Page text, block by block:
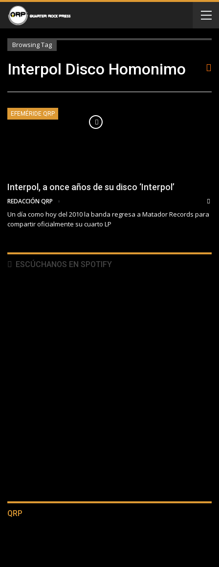
Browsing Tag
Interpol Disco Homonimo
EFEMÉRIDE QRP
Interpol, a once años de su disco ‘Interpol’
REDACCIÓN QRP
Un día como hoy del 2010 la banda regresa a Matador Records para
compartir oficialmente su cuarto LP
ESCÚCHANOS EN SPOTIFY
QRP